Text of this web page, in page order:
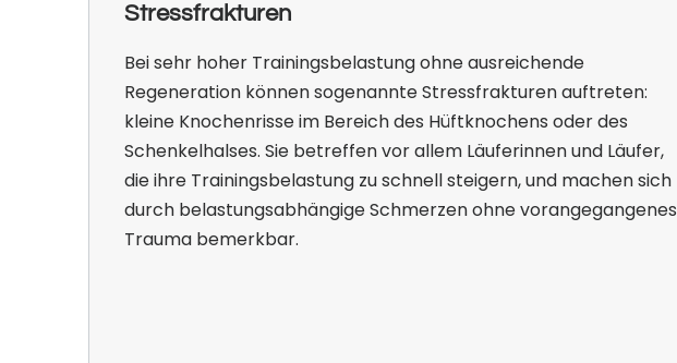
Stressfrakturen
Bei sehr hoher Trainingsbelastung ohne ausreichende
Regeneration können sogenannte Stressfrakturen auftreten:
kleine Knochenrisse im Bereich des Hüftknochens oder des
Schenkelhalses. Sie betreffen vor allem Läuferinnen und Läufer,
die ihre Trainingsbelastung zu schnell steigern, und machen sich
durch belastungsabhängige Schmerzen ohne vorangegangenes
Trauma bemerkbar.